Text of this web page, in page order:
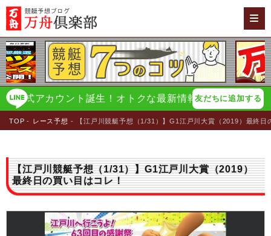
カウント誕生！オトクな最新情報をイチ早く配信！ 万
友だちに追加する
TOP レース予想 【江戸川競艇予想（1/31）】G1江戸川大賞（2019）最終日
【江戸川競艇予想（1/31）】G1江戸川大賞（2019）
最終日の買い目はコレ！